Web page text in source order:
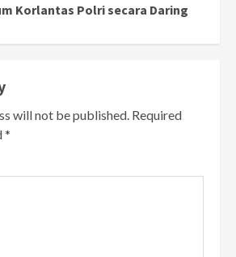
Korlantas Polri secara Daring
will not be published. Required
*